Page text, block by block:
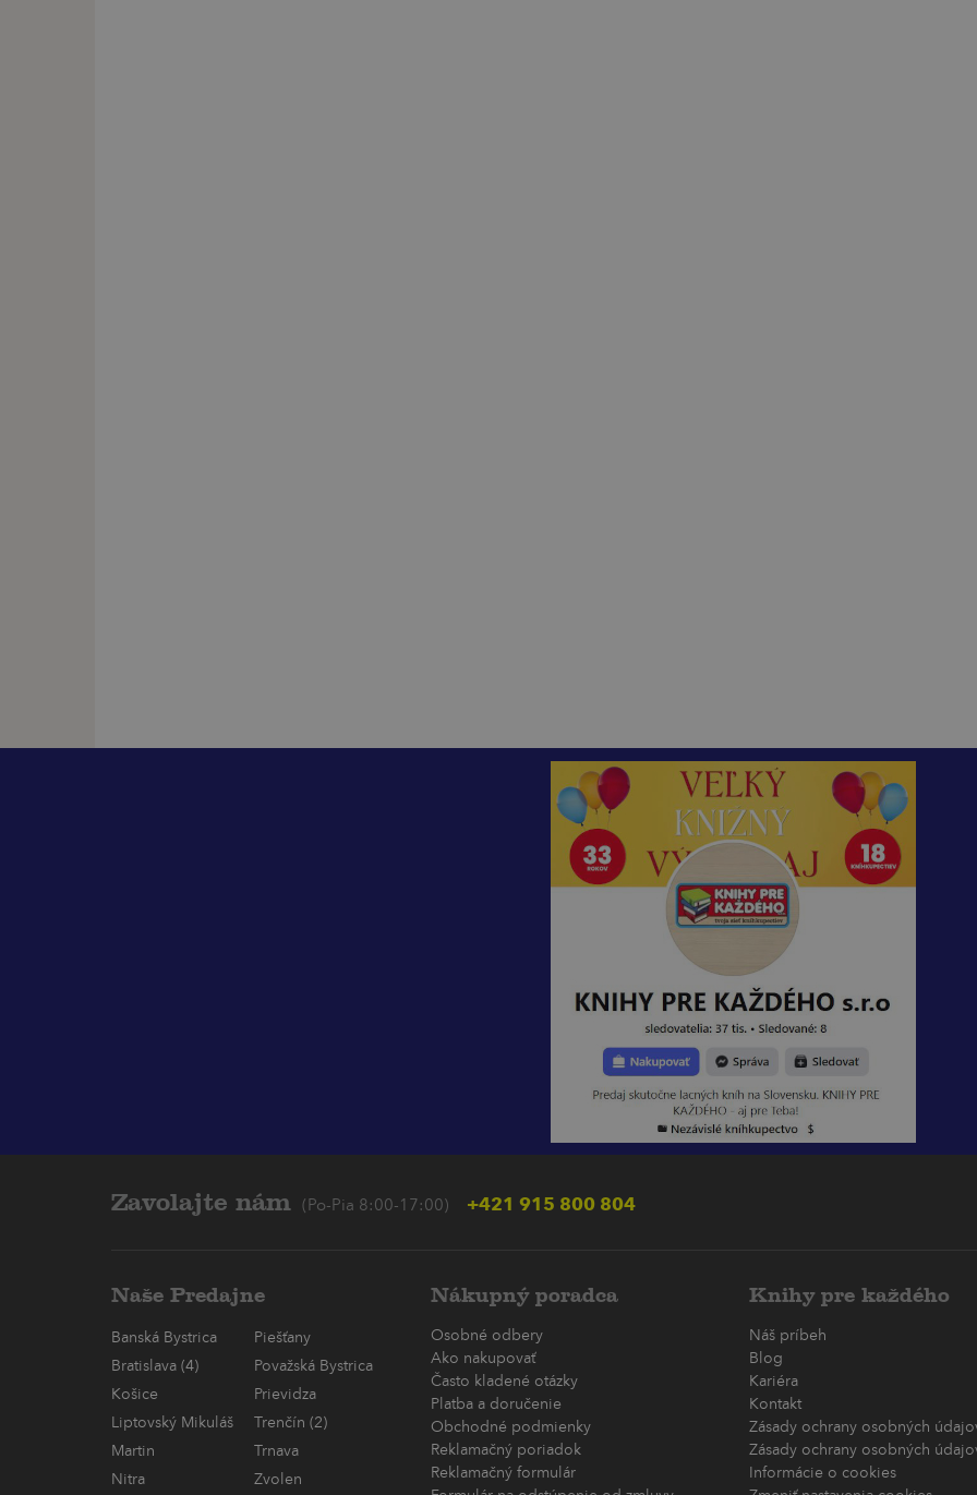
Zavolajte nám (Po-Pia 8:00-17:00) +421 915 800 804
Naše Predajne
Banská Bystrica
Piešťany
Bratislava (4)
Považská Bystrica
Košice
Prievidza
Liptovský Mikuláš
Trenčín (2)
Martin
Trnava
Nitra
Zvolen
Nákupný poradca
Osobné odbery
Ako nakupovať
Často kladené otázky
Platba a doručenie
Obchodné podmienky
Reklamačný poriadok
Reklamačný formulár
Knihy pre každého
Náš príbeh
Blog
Kariéra
Kontakt
Zásady ochrany osobných
Zásady ochrany osobných
Informácie o cookies